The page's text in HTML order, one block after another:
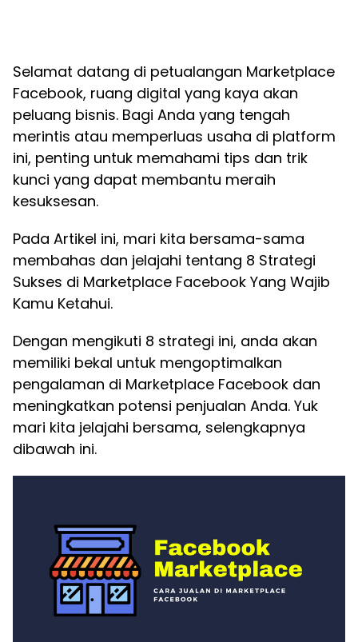
Selamat datang di petualangan Marketplace
Facebook, ruang digital yang kaya akan
peluang bisnis. Bagi Anda yang tengah
merintis atau memperluas usaha di platform
ini, penting untuk memahami tips dan trik
kunci yang dapat membantu meraih
kesuksesan.
Pada Artikel ini, mari kita bersama-sama
membahas dan jelajahi tentang 8 Strategi
Sukses di Marketplace Facebook Yang Wajib
Kamu Ketahui.
Dengan mengikuti 8 strategi ini, anda akan
memiliki bekal untuk mengoptimalkan
pengalaman di Marketplace Facebook dan
meningkatkan potensi penjualan Anda. Yuk
mari kita jelajahi bersama, selengkapnya
dibawah ini.